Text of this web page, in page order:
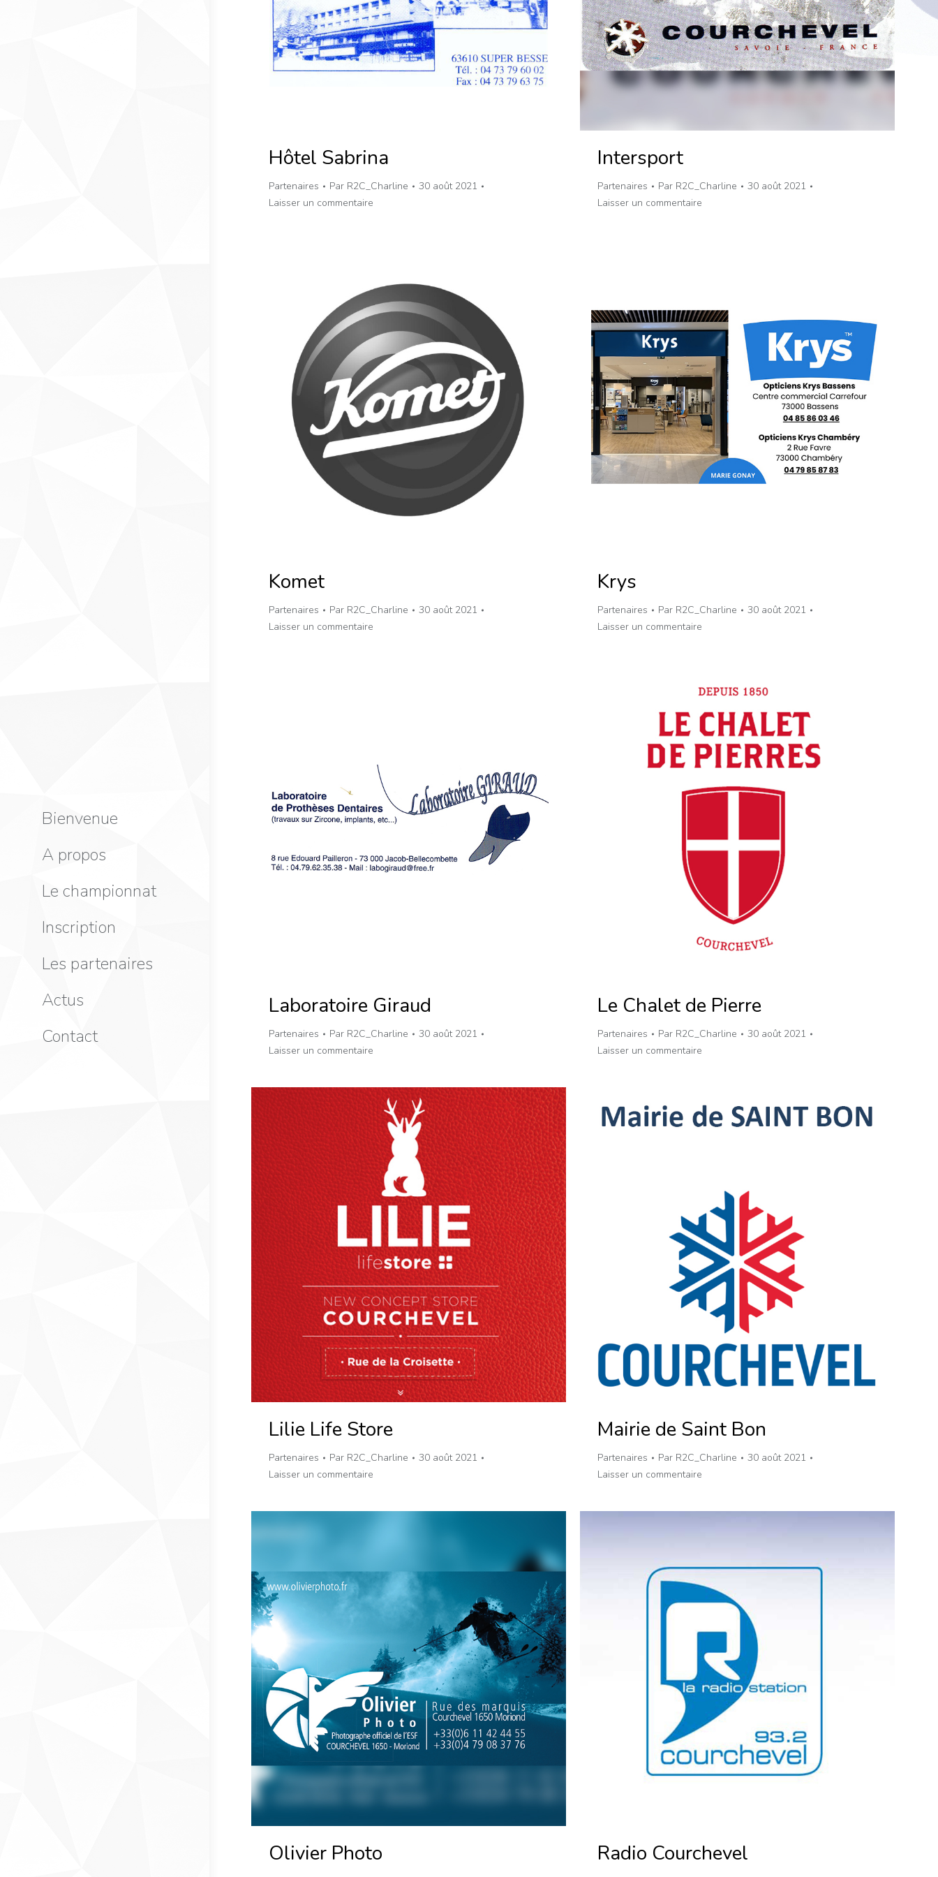
Bienvenue
A propos
Le championnat
Inscription
Les partenaires
Actus
Contact
Hôtel Sabrina
Partenaires Par R2C_Charline
30 août 2021
Laisser un commentaire
Intersport
Partenaires Par R2C_Charline
30 août 2021
Laisser un commentaire
Komet
Partenaires Par R2C_Charline
30 août 2021
Laisser un commentaire
Krys
Partenaires Par R2C_Charline
30 août 2021
Laisser un commentaire
Laboratoire Giraud
Partenaires Par R2C_Charline
30 août 2021
Laisser un commentaire
Le Chalet de Pierre
Partenaires Par R2C_Charline
30 août 2021
Laisser un commentaire
Lilie Life Store
Partenaires Par R2C_Charline
30 août 2021
Laisser un commentaire
Mairie de Saint Bon
Partenaires Par R2C_Charline
30 août 2021
Laisser un commentaire
Olivier Photo Radio Courchevel